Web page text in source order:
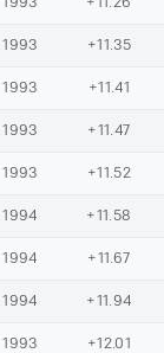
1993 +11.35
1993 +11.41
1993 +11.47
1993 +11.52
1994 +11.58
1994 +11.67
1994 +11.94
1993 +12.01